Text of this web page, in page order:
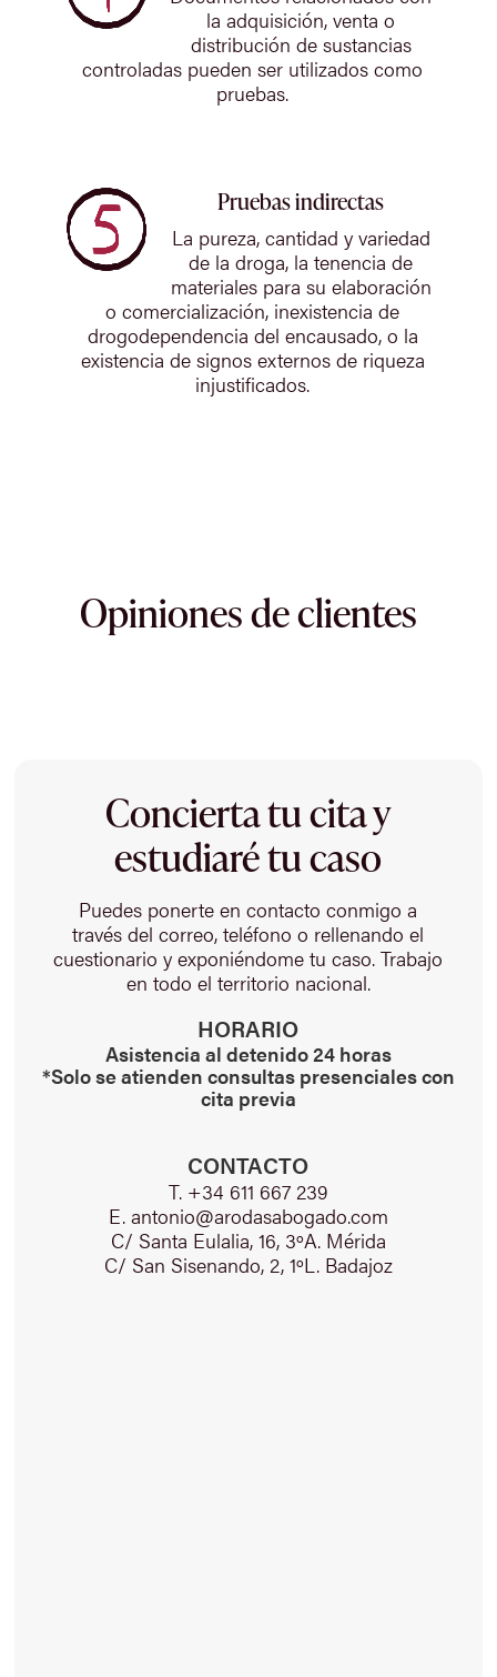
la adquisición, venta o
distribución de sustancias
controladas pueden ser utilizados como
pruebas.
Pruebas indirectas
La pureza, cantidad y variedad
de la droga, la tenencia de
materiales para su elaboración
o comercialización, inexistencia de
drogodependencia del encausado, o la
existencia de signos externos de riqueza
injustificados.
Opiniones de clientes
Concierta tu cita y
estudiaré tu caso
Puedes ponerte en contacto conmigo a
través del correo, teléfono o rellenando el
cuestionario y exponiéndome tu caso. Trabajo
en todo el territorio nacional.
HORARIO
Asistencia al detenido 24 horas
*Solo se atienden consultas presenciales con
cita previa
CONTACTO
T. +34 611 667 239
E. antonio@arodasabogado.com
C/ Santa Eulalia, 16, 3ºA. Mérida
C/ San Sisenando, 2, 1ºL. Badajoz